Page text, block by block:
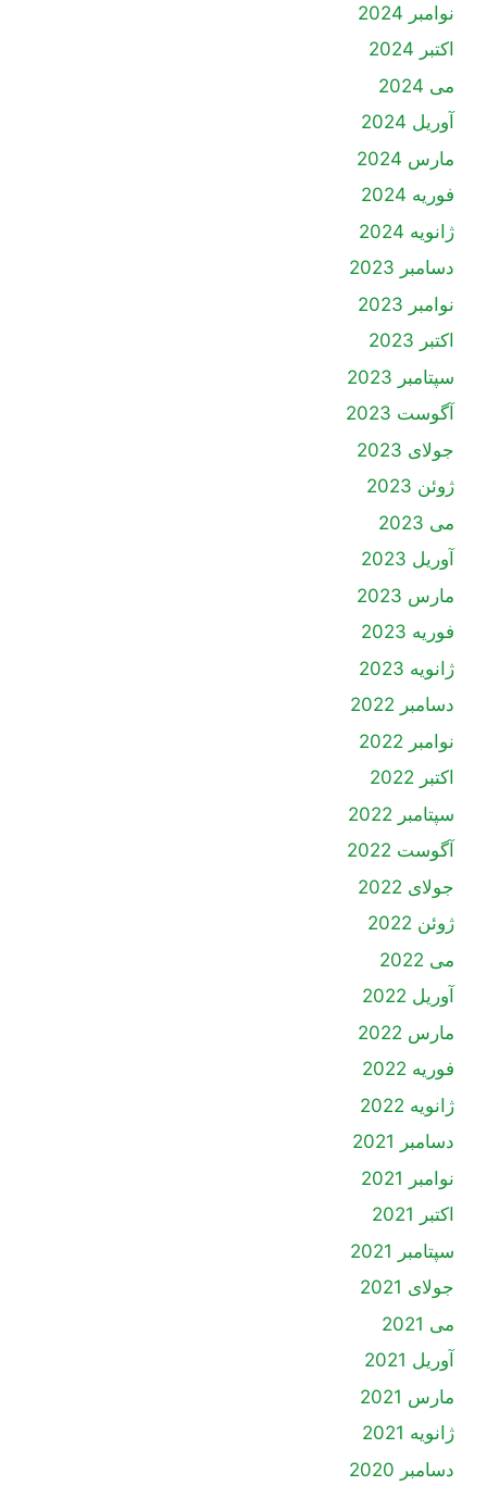
نوامبر 2024
اکتبر 2024
می 2024
آوریل 2024
مارس 2024
فوریه 2024
ژانویه 2024
دسامبر 2023
نوامبر 2023
اکتبر 2023
سپتامبر 2023
آگوست 2023
جولای 2023
ژوئن 2023
می 2023
آوریل 2023
مارس 2023
فوریه 2023
ژانویه 2023
دسامبر 2022
نوامبر 2022
اکتبر 2022
سپتامبر 2022
آگوست 2022
جولای 2022
ژوئن 2022
می 2022
آوریل 2022
مارس 2022
فوریه 2022
ژانویه 2022
دسامبر 2021
نوامبر 2021
اکتبر 2021
سپتامبر 2021
جولای 2021
می 2021
آوریل 2021
مارس 2021
ژانویه 2021
دسامبر 2020